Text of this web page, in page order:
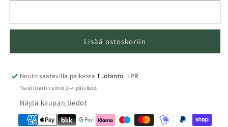
Lisää ostoskoriin
Nouto saatavilla paikassaTuotanto_LPR
Tavallisesti valmis 2–4 päivässä
Näytä kaupan tiedot